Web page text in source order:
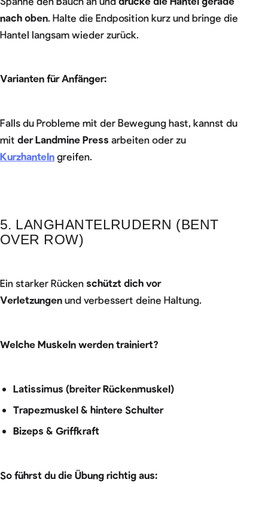
nach oben. Halte die Endposition kurz und bringe die
Hantel langsam wieder zurück.
Varianten für Anfänger:
Falls du Probleme mit der Bewegung hast, kannst du
mit der Landmine Press arbeiten oder zu
Kurzhanteln greifen.
5. LANGHANTELRUDERN (BENT
OVER ROW)
Ein starker Rücken schützt dich vor
Verletzungen und verbessert deine Haltung.
Welche Muskeln werden trainiert?
Latissimus (breiter Rückenmuskel)
Trapezmuskel & hintere Schulter
Bizeps & Griffkraft
So führst du die Übung richtig aus: